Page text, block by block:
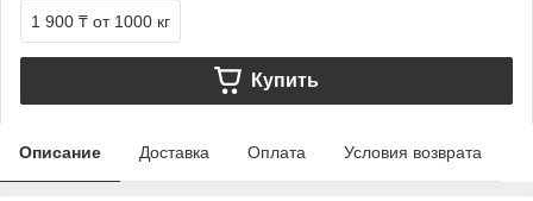
1 900 ₸ от 1000 кг
Купить
Описание Доставка Оплата Условия возврата